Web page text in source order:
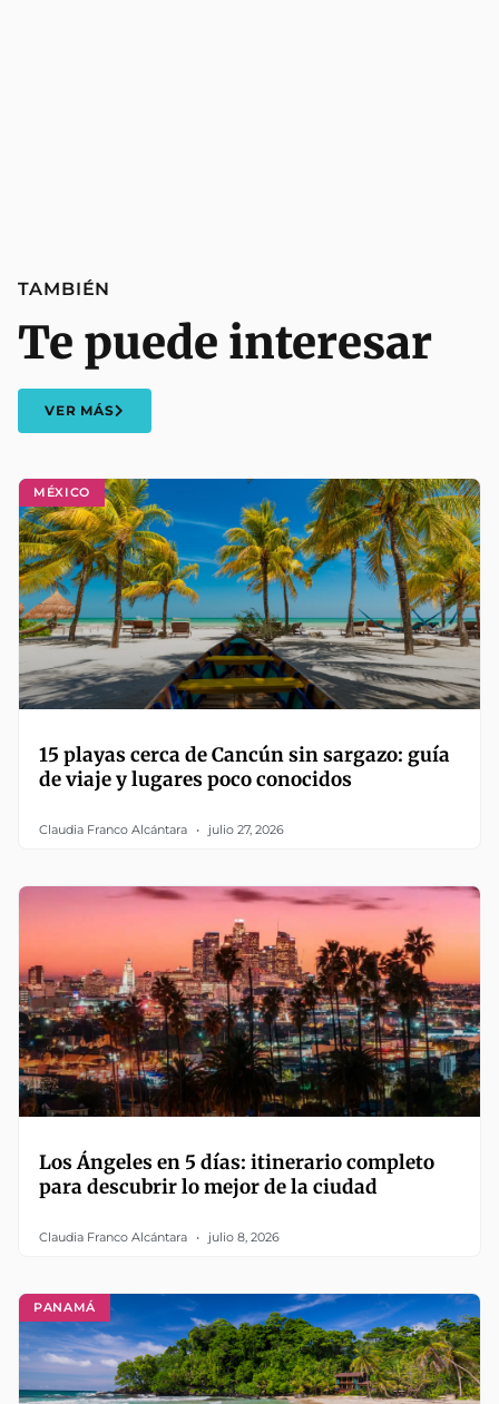
MÉXICO
15 playas cerca de Cancún sin sargazo: guía
de viaje y lugares poco conocidos
Claudia Franco Alcántara julio 27, 2026
Los Ángeles en 5 días: itinerario completo
para descubrir lo mejor de la ciudad
Claudia Franco Alcántara julio 8, 2026
PANAMÁ
TAMBIÉN
Te puede interesar
VER MÁS